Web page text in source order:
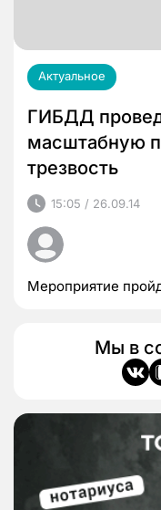
Актуальное
ГИБДД
масштабную
трезвость
15:05 / 26.09.14
Мероприятие
Мы в